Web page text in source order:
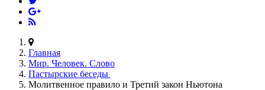
Главная
Мир. Человек. Слово
Пастырские беседы
Молитвенное правило и Третий закон Ньютона